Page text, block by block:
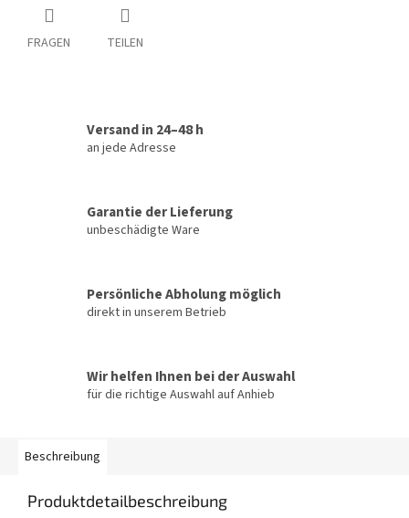
FRAGEN TEILEN
Versand in 24–48 h
an jede Adresse
Garantie der Lieferung
unbeschädigte Ware
Persönliche Abholung möglich
direkt in unserem Betrieb
Wir helfen Ihnen bei der Auswahl
für die richtige Auswahl auf Anhieb
Beschreibung
Produktdetailbeschreibung